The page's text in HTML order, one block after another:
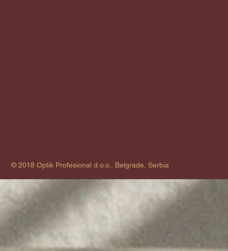
© 2018 Optik Profesional d.o.o., Belgrade, Serbia